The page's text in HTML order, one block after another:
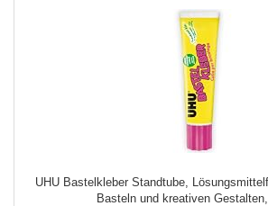
UHU Bastelkleber Standtube,
Basteln und kreativen Gestalten,